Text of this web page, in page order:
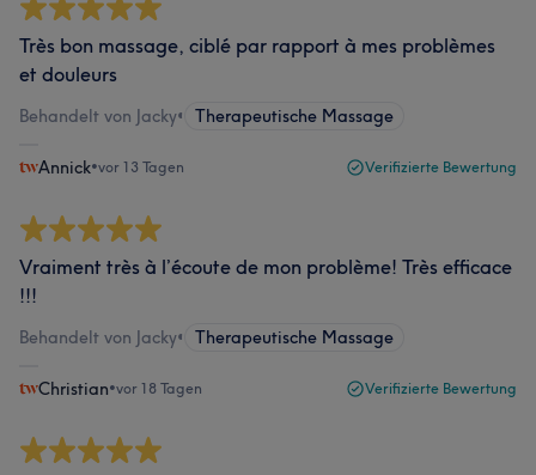
Très bon massage, ciblé par rapport à mes problèmes
et douleurs
Behandelt von Jacky• Therapeutische Massage
Annick•vor 13 Tagen Verifizierte Bewertung
Vraiment très à l’écoute de mon problème! Très efficace
!!!
Behandelt von Jacky• Therapeutische Massage
Christian•vor 18 Tagen Verifizierte Bewertung